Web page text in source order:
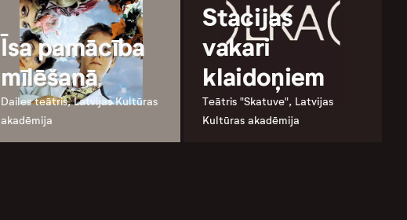
Īsa pamācība
mīlēšanā
Dailes teātris, Latvijas Kultūras
akadēmija
Stacijas
vakari
klaidoņiem
Teātris "Skatuve", Latvijas
Kultūras akadēmija